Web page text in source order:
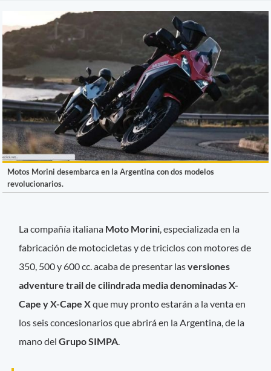
Motos Morini desembarca en la Argentina con dos modelos
revolucionarios.
La compañía italiana Moto Morini , especializada en la
fabricación de motocicletas y de triciclos con motores de
350, 500 y 600 cc. acaba de presentar lasversiones
adventure trail de cilindrada media denominadas X-
Cape y X-Cape Xque muy pronto estarán a la venta en
los seis concesionarios que abrirá en la Argentina, de la
mano delGrupo SIMPA